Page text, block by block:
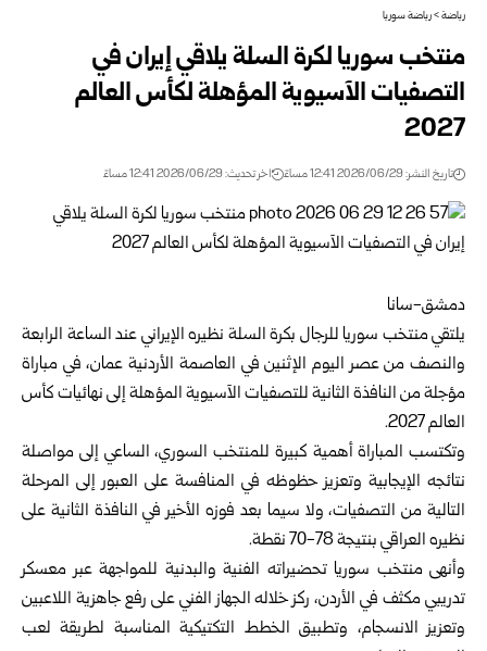
رياضة>رياضة سوريا
منتخب سوريا لكرة السلة يلاقي إيران في
التصفيات الآسيوية المؤهلة لكأس العالم
2027‏
تاريخ النشر: 2026/06/29 12:41 مساءً اخر تحديث: 2026/06/29 12:41 مساءً
دمشق-سانا‏
يلتقي منتخب سوريا للرجال بكرة السلة نظيره الإيراني عند الساعة الرابعة
والنصف من عصر اليوم الإثنين في العاصمة ‏الأردنية عمان، في مباراة
مؤجلة من النافذة الثانية للتصفيات الآسيوية المؤهلة إلى نهائيات كأس
العالم 2027.‏
وتكتسب المباراة أهمية كبيرة للمنتخب السوري، الساعي إلى مواصلة
نتائجه الإيجابية وتعزيز حظوظه في المنافسة على ‏العبور إلى المرحلة
التالية من التصفيات، ولا سيما بعد فوزه الأخير في النافذة الثانية على
نظيره العراقي بنتيجة 78-70 ‏نقطة.‏
وأنهى منتخب سوريا تحضيراته الفنية والبدنية للمواجهة عبر معسكر
تدريبي مكثف في الأردن، ركز خلاله الجهاز الفني ‏على رفع جاهزية اللاعبين
وتعزيز الانسجام، وتطبيق الخطط التكتيكية المناسبة لطريقة لعب